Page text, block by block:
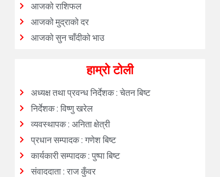
आजको राशिफल
आजको मुद्राको दर
आजको सुन चाँदीको भाउ
हाम्रो टोली
अध्यक्ष तथा प्रवन्ध निर्देशक : चेतन बिष्ट
निर्देशक : विष्णु खरेल
व्यवस्थापक : अनिता क्षेत्री
प्रधान सम्पादक : गणेश बिष्ट
कार्यकारी सम्पादक : पुष्पा बिष्ट
संवाददाता : राज कुँवर